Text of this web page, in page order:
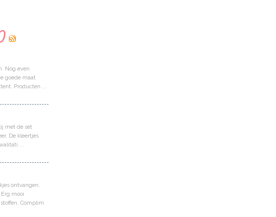
Nog even
goede maat
Producten ...
met de set
De kleertjes
...
ontvangen.
mooi
Complim